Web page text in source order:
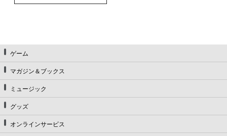
ゲーム
マガジン＆ブックス
ミュージック
グッズ
オンラインサービス